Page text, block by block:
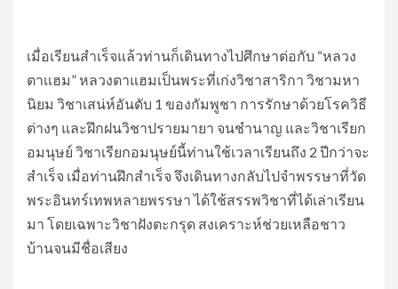
เมื่อเรียนสำเร็จแล้วท่านก็เดินทางไปศึกษาต่อกับ “หลวง
ตาเเฮม” หลวงตาแฮมเป็นพระที่เก่งวิชาสาริกา วิชามหา
นิยม วิชาเสน่ห์อันดับ 1 ของกัมพูชา การรักษาด้วยโรควิธี
ต่างๆ และฝึกฝนวิชาปรายมายา จนชำนาญ และวิชาเรียก
อมนุษย์ วิชาเรียกอมนุษย์นี้ท่านใช้เวลาเรียนถึง 2 ปีกว่าจะ
สำเร็จ เมื่อท่านฝึกสำเร็จ จึงเดินทางกลับไปจำพรรษาที่วัด
พระอินทร์เทพหลายพรรษา ได้ใช้สรรพวิชาที่ได้เล่าเรียน
มา โดยเฉพาะวิชาฝังตะกรุด สงเคราะห์ช่วยเหลือชาว
บ้านจนมีชื่อเสียง